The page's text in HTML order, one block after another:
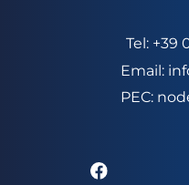
Tel: +39
Email:
PEC: